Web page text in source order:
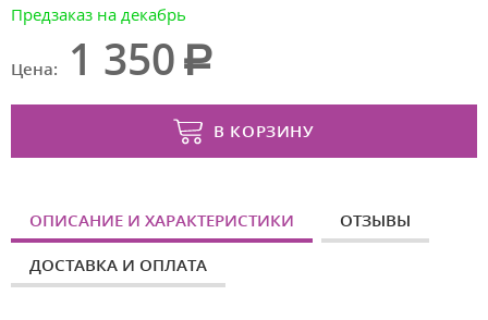
Предзаказ на декабрь
Цена: 1 350
В КОРЗИНУ
ОПИСАНИЕ И ХАРАКТЕРИСТИКИ ОТЗЫВЫ
ДОСТАВКА И ОПЛАТА